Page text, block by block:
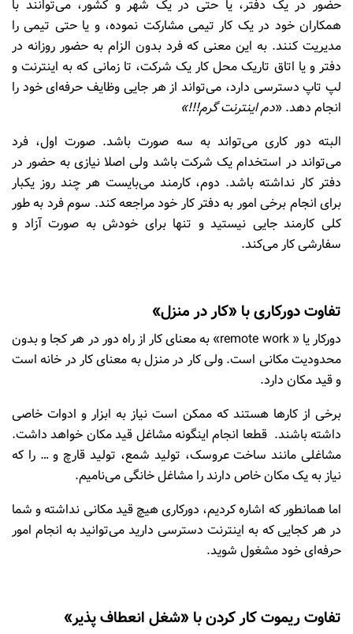
حضور در یک دفتر، یا حتی در یک شهر و کشور، می‌توانند با
همکاران خود در یک کار تیمی مشارکت نموده، و یا حتی تیمی را
مدیریت کنند. به این معنی که فرد بدون الزام به حضور روزانه در
دفتر و یا اتاق تاریک محل کار یک شرکت، تا زمانی که به اینترنت و
لپ تاپ دسترسی دارد، می‌تواند از هر جایی وظایف حرفه‌ای خود را
انجام دهد. «دم اینترنت گرم!!!»
البته دور کاری می‌تواند به سه صورت باشد. صورت اول، فرد
می‌تواند در استخدام یک شرکت باشد ولی اصلا نیازی به حضور در
دفتر کار نداشته باشد. دوم، کارمند می‌بایست هر چند روز یکبار
برای انجام برخی امور به دفتر کار خود مراجعه کند. سوم فرد به طور
کلی کارمند جایی نیستید و تنها برای خودش به صورت آزاد و
سفارشی کار می‌کند.
تفاوت دورکاری با «کار در منزل»
دورکار یا « remote work» به معنای کار از راه دور در هر کجا و بدون
محدودیت مکانی است. ولی کار در منزل به معنای کار در خانه است
و قید مکان دارد.
برخی از کارها هستند که ممکن است نیاز به ابزار و ادوات خاصی
داشته باشند. قطعا انجام اینگونه مشاغل قید مکان خواهد داشت.
مشاغلی مانند ساخت عروسک، تولید شمع، تولید قارچ و … را که
نیاز به یک مکان خاص دارند را مشاغل خانگی می‌نامیم.
اما همانطور که اشاره کردیم، دورکاری هیچ قید مکانی نداشته و شما
در هر کجایی که به اینترنت دسترسی دارید می‌توانید به انجام امور
حرفه‌ای خود مشغول شوید.
تفاوت ریموت کار کردن با «شغل انعطاف‌ پذیر»